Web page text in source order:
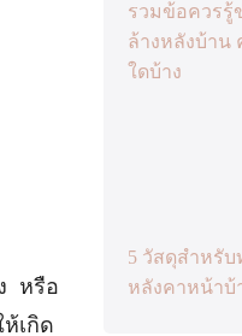
หรือ
เกิด
รวมข้อควรรู้
ล้างหลังบ้าน
ใดบ้าง
5 วัสดุสำหรั
หลังคาหน้าบ้